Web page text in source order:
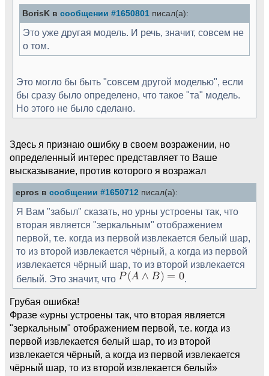
BorisK в сообщении #1650801 писал(а):
Это уже другая модель. И речь, значит, совсем не
о том.
Это могло бы быть "совсем другой моделью", если
бы сразу было определено, что такое "та" модель.
Но этого не было сделано.
Здесь я признаю ошибку в своем возражении, но
определенный интерес представляет то Ваше
высказывание, против которого я возражал
epros в сообщении #1650712 писал(а):
Я Вам "забыл" сказать, но урны устроены так, что
вторая является "зеркальным" отображением
первой, т.е. когда из первой извлекается белый шар,
то из второй извлекается чёрный, а когда из первой
извлекается чёрный шар, то из второй извлекается
белый. Это значит, что
.
Грубая ошибка!
Фразе «урны устроены так, что вторая является
"зеркальным" отображением первой, т.е. когда из
первой извлекается белый шар, то из второй
извлекается чёрный, а когда из первой извлекается
чёрный шар, то из второй извлекается белый»